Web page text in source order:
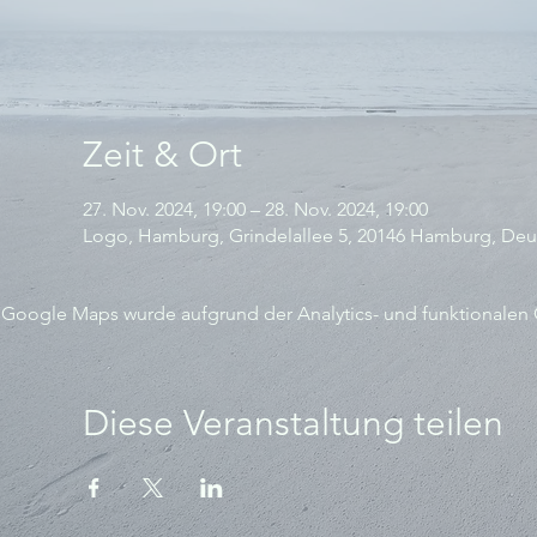
Zeit & Ort
27. Nov. 2024, 19:00 – 28. Nov. 2024, 19:00
Logo, Hamburg, Grindelallee 5, 20146 Hamburg,
Google Maps wurde aufgrund der Analytics- und
Diese Veranstaltung teilen